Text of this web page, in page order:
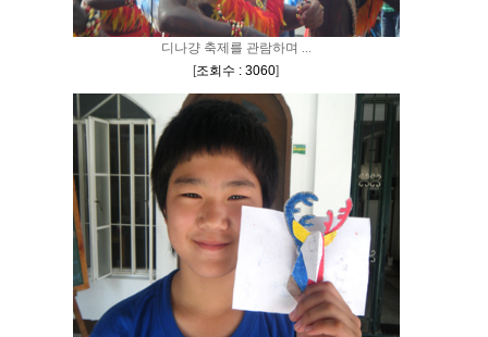
디나걍 축제를 관람하며 ...
[조회수 : 3060]